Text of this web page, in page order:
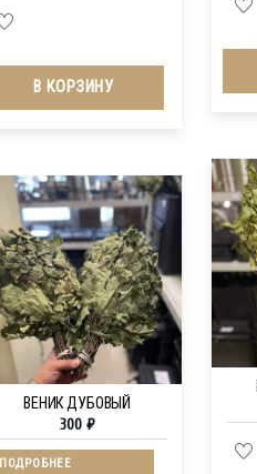
В КОРЗИНУ
ВЕНИК ДУБОВЫЙ
300 ₽
ПОДРОБНЕЕ